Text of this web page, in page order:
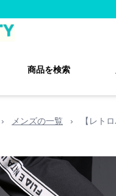
商品を検索
› メンズの一覧 › 【レト